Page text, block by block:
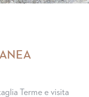
Terme e visita